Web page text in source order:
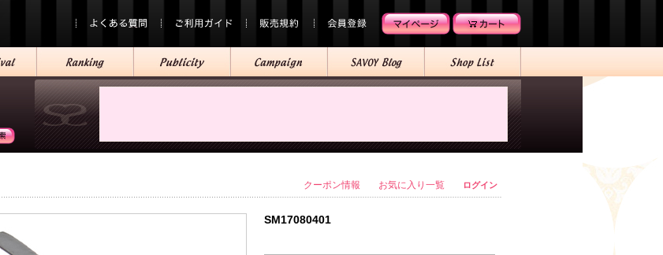
クーポン情報 お気に入り一覧 ログイン
SM17080401